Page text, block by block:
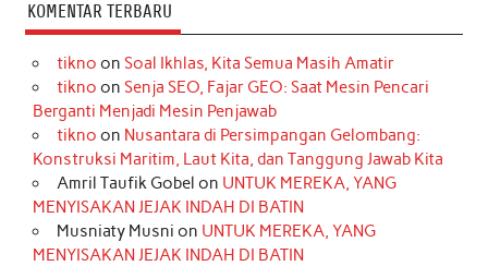
KOMENTAR TERBARU
tikno on Soal Ikhlas, Kita Semua Masih Amatir
tikno on Senja SEO, Fajar GEO: Saat Mesin Pencari
Berganti Menjadi Mesin Penjawab
tikno on Nusantara di Persimpangan Gelombang:
Konstruksi Maritim, Laut Kita, dan Tanggung Jawab Kita
Amril Taufik Gobel on UNTUK MEREKA, YANG
MENYISAKAN JEJAK INDAH DI BATIN
Musniaty Musni on UNTUK MEREKA, YANG
MENYISAKAN JEJAK INDAH DI BATIN